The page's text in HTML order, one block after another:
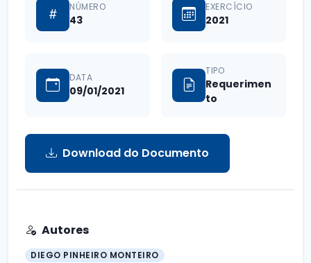
NÚMERO
43
EXERCÍCIO
2021
DATA
09/01/2021
TIPO
Requerimen
to
Download do Documento
Autores
DIEGO PINHEIRO MONTEIRO